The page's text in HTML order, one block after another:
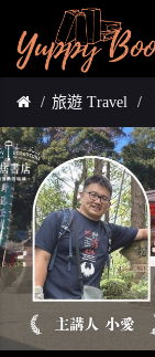
旅遊 Travel